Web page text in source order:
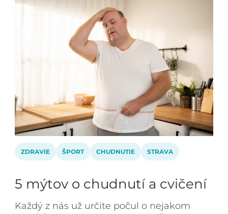
ZDRAVIE ŠPORT CHUDNUTIE STRAVA
5 mýtov o chudnutí a cvičení
Každý z nás už určite počul o nejakom